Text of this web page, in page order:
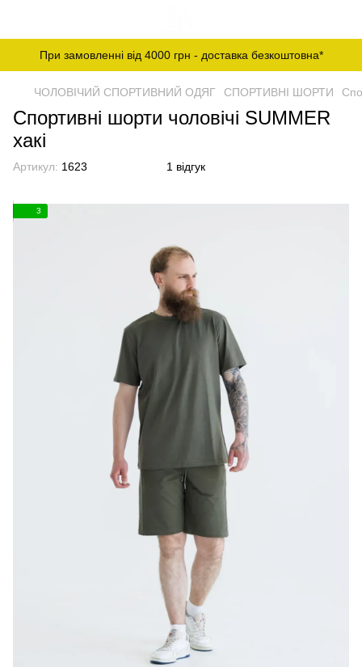
При замовленні від 4000 грн - доставка безкоштовна*
ЧОЛОВІЧИЙ СПОРТИВНИЙ ОДЯГ СПОРТИВНІ ШОРТИ
Спортивні шорти чоловічі SUMMER
хакі
Артикул: 1623 1 відгук
3